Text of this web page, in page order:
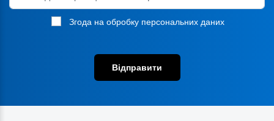
Згода на обробку персональних даних
Відправити